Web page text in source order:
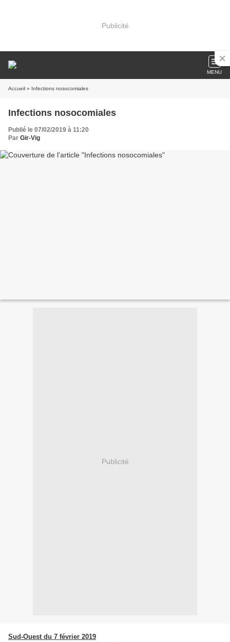
Publicité
MENU
Accueil » Infections nosocomiales
Infections nosocomiales
Publié le 07/02/2019 à 11:20
Par Gir-Vig
Publicité
Sud-Ouest du 7 février 2019